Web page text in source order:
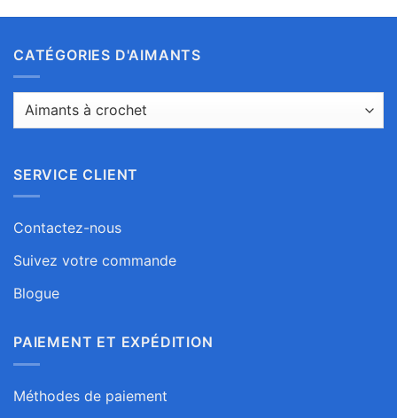
CATÉGORIES D'AIMANTS
SERVICE CLIENT
Contactez-nous
Suivez votre commande
Blogue
PAIEMENT ET EXPÉDITION
Méthodes de paiement